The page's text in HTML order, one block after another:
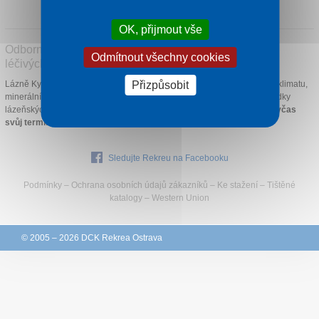
Odborná lázeňská péče s využitím místních přírodních
léčivých zdrojů
Lázně Kynžvart vděčí za svůj vznik třem darům přírody: blahodárnému klimatu,
minerálním pramenům a ložiskům slatiny v okolí. Vyberte si z naší nabídky
lázeňských domů a prožijte zde relax zdraví prospěšný.
Rezervujte si včas
svůj termín, kapacity jsou omezené.
Sledujte Rekreu na Facebooku
Podmínky – Ochrana osobních údajů zákazníků – Ke stažení – Tištěné
katalogy – Western Union
© 2005 – 2026 DCK Rekrea Ostrava
OK, přijmout vše
Odmítnout všechny cookies
Přizpůsobit